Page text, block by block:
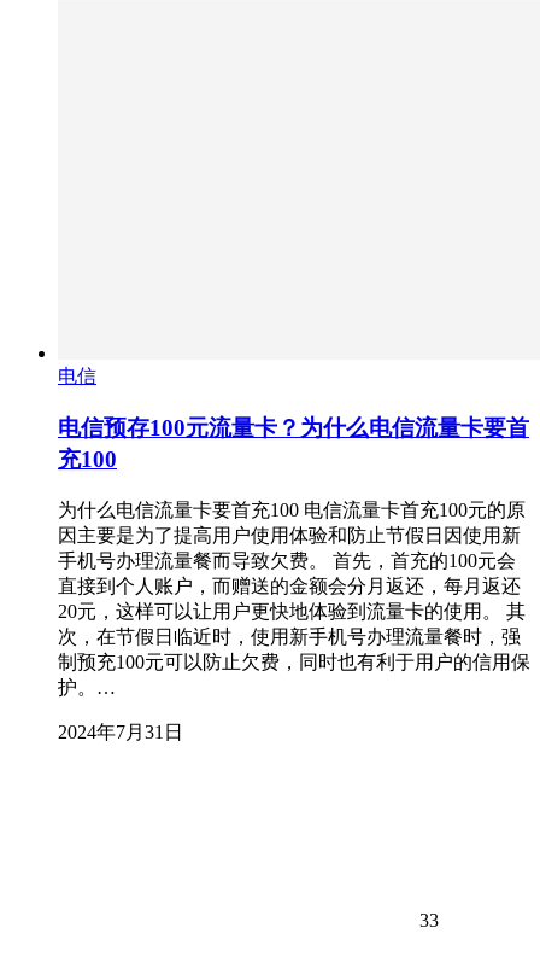
电信
电信预存100元流量卡？为什么电信流量卡要首
充100
为什么电信流量卡要首充100 电信流量卡首充100元的原
因主要是为了提高用户使用体验和防止节假日因使用新
手机号办理流量餐而导致欠费。 首先，首充的100元会
直接到个人账户，而赠送的金额会分月返还，每月返还
20元，这样可以让用户更快地体验到流量卡的使用。 其
次，在节假日临近时，使用新手机号办理流量餐时，强
制预充100元可以防止欠费，同时也有利于用户的信用保
护。…
2024年7月31日
33